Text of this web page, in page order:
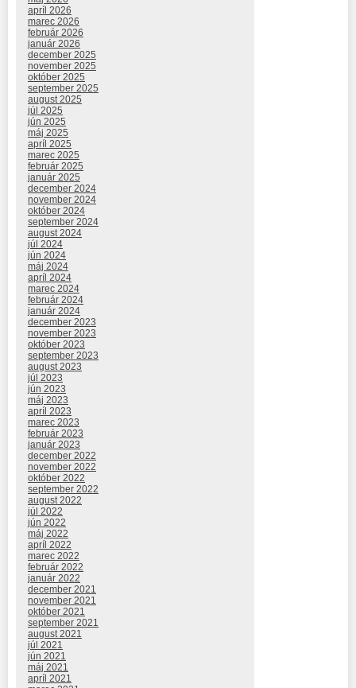
apríl 2026
marec 2026
február 2026
január 2026
december 2025
november 2025
október 2025
september 2025
august 2025
júl 2025
jún 2025
máj 2025
apríl 2025
marec 2025
február 2025
január 2025
december 2024
november 2024
október 2024
september 2024
august 2024
júl 2024
jún 2024
máj 2024
apríl 2024
marec 2024
február 2024
január 2024
december 2023
november 2023
október 2023
september 2023
august 2023
júl 2023
jún 2023
máj 2023
apríl 2023
marec 2023
február 2023
január 2023
december 2022
november 2022
október 2022
september 2022
august 2022
júl 2022
jún 2022
máj 2022
apríl 2022
marec 2022
február 2022
január 2022
december 2021
november 2021
október 2021
september 2021
august 2021
júl 2021
jún 2021
máj 2021
apríl 2021